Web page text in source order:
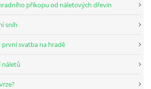
příkopu od náletových dřevin
sníh
první svatba na hradě
náletů